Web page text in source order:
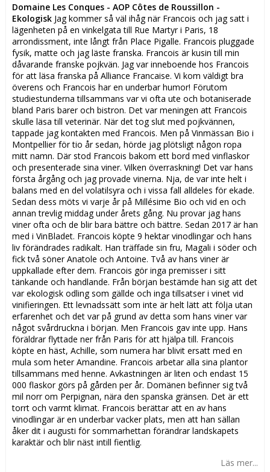
Domaine Les Conques - AOP Côtes de Roussillon -
Ekologisk Jag kommer så väl ihåg när Francois och jag satt i
lägenheten på en vinkelgata till Rue Martyr i Paris, 18
arrondissment, inte långt från Place Pigalle. Francois pluggade
fysik, matte och jag läste franska. Francois är kusin till min
dåvarande franske pojkvän. Jag var inneboende hos Francois
för att läsa franska på Alliance Francaise. Vi kom väldigt bra
överens och Francois har en underbar humor! Förutom
studiestunderna tillsammans var vi ofta ute och botaniserade
bland Paris barer och bistron. Det var meningen att Francois
skulle läsa till veterinär. När det tog slut med pojkvännen,
tappade jag kontakten med Francois. Men på Vinmässan Bio i
Montpellier för tio år sedan, hörde jag plötsligt någon ropa
mitt namn. Där stod Francois bakom ett bord med vinflaskor
och presenterade sina viner. Vilken överraskning! Det var hans
första årgång och jag provade vinerna. Nja, de var inte helt i
balans med en del volatilsyra och i vissa fall alldeles för ekade.
Sedan dess möts vi varje år på Millésime Bio och vid en och
annan trevlig middag under årets gång. Nu provar jag hans
viner ofta och de blir bara bättre och bättre. Sedan 2017 är han
med i VinBladet. Francois köpte 9 hektar vinodlingar och hans
liv förändrades radikalt. Han träffade sin fru, Magali i söder och
fick två söner Anatole och Antoine. Två av hans viner är
uppkallade efter dem. Francois gör inga premisser i sitt
tänkande och handlande. Från början bestämde han sig att det
var ekologisk odling som gällde och inga tillsatser i vinet vid
vinifieringen. Ett levnadssätt som inte är helt lätt att följa utan
erfarenhet och det var på grund av detta som hans viner var
något svårdruckna i början. Men Francois gav inte upp. Hans
föräldrar flyttade ner från Paris för att hjälpa till. Francois
köpte en häst, Achille, som numera har blivit ersatt med en
mula som heter Amandine. Francois arbetar alla sina plantor
tillsammans med henne. Avkastningen är liten och endast 15
000 flaskor görs på gården per år. Domänen befinner sig två
mil norr om Perpignan, nära den spanska gränsen. Det är ett
torrt och varmt klimat. Francois berättar att en av hans
vinodlingar är en underbar vacker plats, men att han sällan
åker dit i augusti för sommarhettan förändrar landskapets
karaktär och blir näst intill fientlig.
Läs mer...